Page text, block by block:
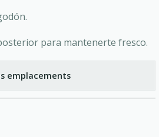
para mantenerte fresco.
emplacements